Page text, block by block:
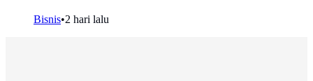
Bisnis•2 hari lalu